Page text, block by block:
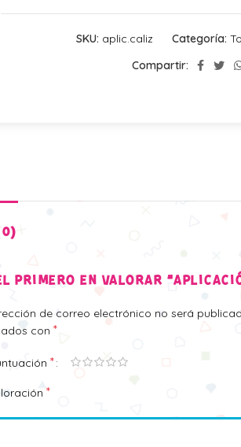
SKU: aplic.caliz Categoría:
Compartir:
PRIMERO EN VALORAR
de correo electrónico no será
con *
*
*